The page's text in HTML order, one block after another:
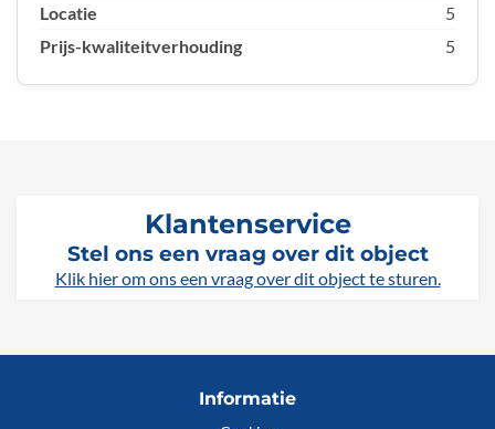
Locatie
5
Prijs-kwaliteitverhouding
5
Klantenservice
Stel ons een vraag over dit object
Klik hier om ons een vraag over dit object te sturen.
Informatie